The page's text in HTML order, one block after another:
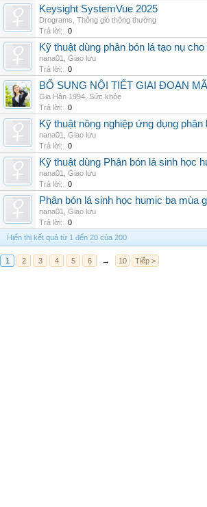
Keysight SystemVue 2025
Drograms Thông gió thông thường
Trả lời:
0
Kỹ thuật dùng phân bón lá tạo nụ
nana01
Giao lưu
Trả lời:
0
BỔ SUNG NỘI TIẾT GIAI ĐOẠN
Gia Hân 1994 Sức khỏe
Trả lời:
0
Kỹ thuật nông nghiệp ứng dụng phân
nana01
Giao lưu
Trả lời:
0
Kỹ thuật dùng Phân bón lá sinh học
nana01
Giao lưu
Trả lời:
0
Phân bón lá sinh học humic ba mùa
nana01
Giao lưu
Trả lời:
0
Hiển thị kết quả từ 1 đến 20 của 200
1 2 3 4 5 6 → 10 Tiếp >